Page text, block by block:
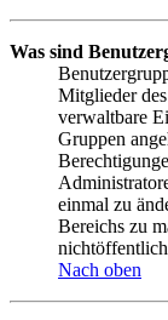
Was sind
Mitglieder
verwaltbare
Gruppen
einmal zu
Bereichs zu
Nach oben